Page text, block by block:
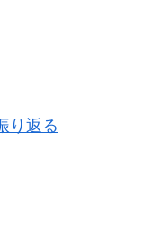
り返る